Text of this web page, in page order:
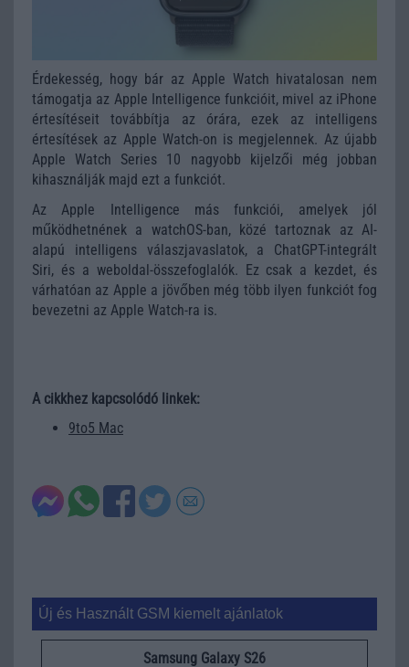
Érdekesség, hogy bár az Apple Watch hivatalosan nem
támogatja az Apple Intelligence funkcióit, mivel az iPhone
értesítéseit továbbítja az órára, ezek az intelligens
értesítések az Apple Watch-on is megjelennek. Az újabb
Apple Watch Series 10 nagyobb kijelzői még jobban
kihasználják majd ezt a funkciót.
Az Apple Intelligence más funkciói, amelyek jól
működhetnének a watchOS-ban, közé tartoznak az AI-
alapú intelligens válaszjavaslatok, a ChatGPT-integrált
Siri, és a weboldal-összefoglalók. Ez csak a kezdet, és
várhatóan az Apple a jövőben még több ilyen funkciót fog
bevezetni az Apple Watch-ra is.
A cikkhez kapcsolódó linkek:
9to5 Mac
Új és Használt GSM kiemelt ajánlatok
Samsung Galaxy S26